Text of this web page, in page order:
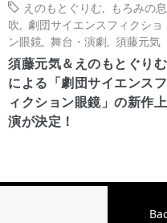
えのもとぐりむ
もろみの息
吹
劇団サイエンスフィクショ
ン眼鏡
舞台・演劇 須藤元気
須藤元気＆えのもとぐりむ
による「劇団サイエンスフ
ィクション眼鏡」の新作上
演が決定！